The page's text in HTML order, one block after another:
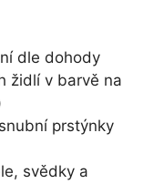
dle dohody
židlí v barvě na
prstýnky
svědky a